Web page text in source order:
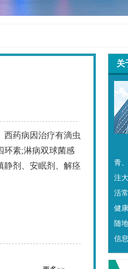
西药病因治疗有滴虫
环素;淋病双球菌感
静剂、安眠剂、解痉
关
青
注
活
健
随
信